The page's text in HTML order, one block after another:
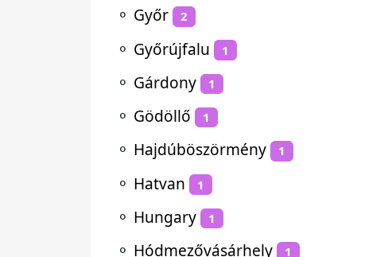
⚬ Győr 2
⚬ Győrújfalu 1
⚬ Gárdony 1
⚬ Gödöllő 1
⚬ Hajdúböszörmény 1
⚬ Hatvan 1
⚬ Hungary 1
⚬ Hódmezővásárhely 1